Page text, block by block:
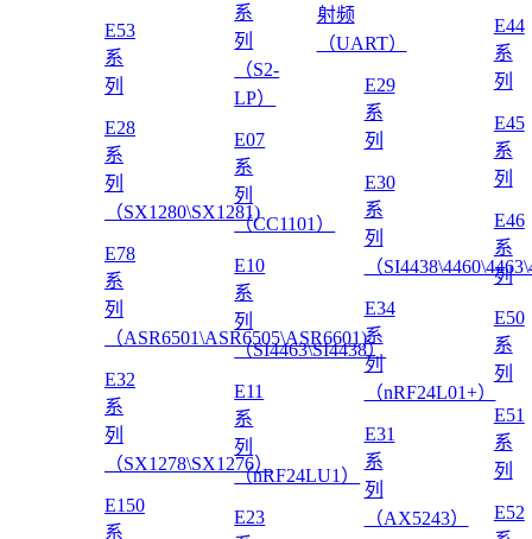
E53
系
列
E28
系
列
（SX1280\SX1281)
E78
系
列
（ASR6501\ASR6505\ASR6601)
E32
系
列
（SX1278\SX1276）
E150
系
系
列
（S2-
LP）
E07
系
列
（CC1101）
E10
系
列
（SI4463\SI4438）
E11
系
列
（nRF24LU1）
E23
射频
（UART）
E29
系
列
E30
系
列
（
E34
系
列
（nRF24L01+）
E31
系
列
（AX5243）
E44
系
列
E45
系
列
E46
系
列
E50
系
列
E51
系
列
E52